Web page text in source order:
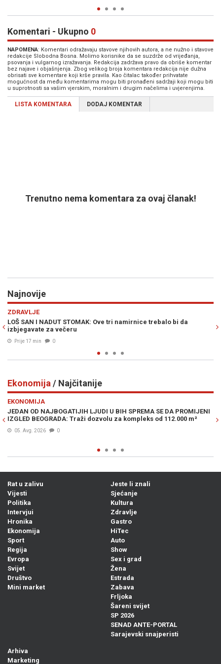
Komentari - Ukupno 0
NAPOMENA: Komentari odražavaju stavove njihovih autora, a ne nužno i stavove
redakcije Slobodna Bosna. Molimo korisnike da se suzdrže od vrijeđanja,
psovanja i vulgarnog izražavanja. Redakcija zadržava pravo da obriše komentar
bez najave i objašnjenja. Zbog velikog broja komentara redakcija nije dužna
obrisati sve komentare koji krše pravila. Kao čitalac također prihvatate
mogućnost da među komentarima mogu biti pronađeni sadržaji koji mogu biti
u suprotnosti sa vašim vjerskim, moralnim i drugim načelima i uvjerenjima.
LISTA KOMENTARA DODAJ KOMENTAR
Trenutno nema komentara za ovaj članak!
Najnovije
bi da
JAVNA TAJNA U SRBIJI POTVRĐENA, ZELENSKI IMA
RAZLOG ZA DOLAZAK: "Već se obilaze lokacije..."
Ekonomija / Najčitanije
DA PROMIJENI
112.000 m²
DRAMATIČNO UPOZORENJE POZNATOG
je krizu 2008., a sad kaže da je moguć krah poput
Rat u zalivu
Vijesti
Politika
Intervjui
Hronika
Ekonomija
Sport
Regija
Evropa
Svijet
Društvo
Mini market
Jeste li znali
Sjećanje
Kultura
Zdravlje
Gastro
HiTec
Auto
Show
Sex i grad
Žena
Estrada
Zabava
Frljoka
Šareni svijet
SP 2026
SENAD ANTE-PORTAL
Sarajevski snajperisti
Arhiva
Marketing